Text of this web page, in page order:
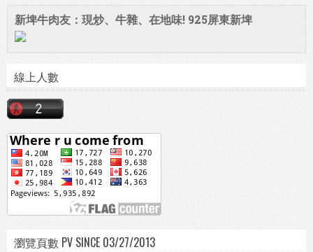
新埤牛肉友：現炒、牛雜、在地味! 925屏東新埤
線上人數
瀏覽頁數 PV SINCE 03/27/2013